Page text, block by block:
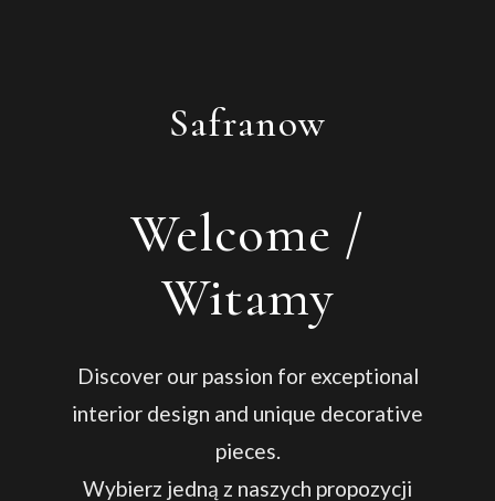
Safranow
Welcome /
Witamy
Discover our passion for exceptional
interior design and unique decorative
pieces.
Wybierz jedną z naszych propozycji